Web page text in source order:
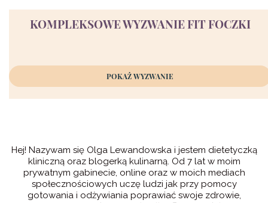
Hej! Nazywam się Olga Lewandowska i jestem dietetyczką
kliniczną oraz blogerką kulinarną. Od 7 lat w moim
prywatnym gabinecie, online oraz w moich mediach
społecznościowych uczę ludzi jak przy pomocy
gotowania i odżywiania poprawiać swoje zdrowie,
KOMPLEKSOWE WYZWANIE FIT FOCZKI
POKAŻ WYZWANIE